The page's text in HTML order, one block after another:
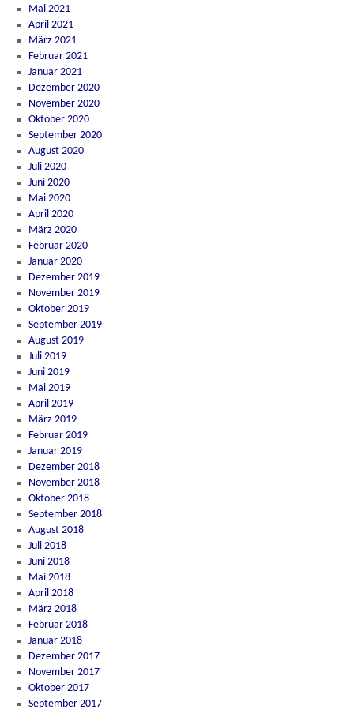
Mai 2021
April 2021
März 2021
Februar 2021
Januar 2021
Dezember 2020
November 2020
Oktober 2020
September 2020
August 2020
Juli 2020
Juni 2020
Mai 2020
April 2020
März 2020
Februar 2020
Januar 2020
Dezember 2019
November 2019
Oktober 2019
September 2019
August 2019
Juli 2019
Juni 2019
Mai 2019
April 2019
März 2019
Februar 2019
Januar 2019
Dezember 2018
November 2018
Oktober 2018
September 2018
August 2018
Juli 2018
Juni 2018
Mai 2018
April 2018
März 2018
Februar 2018
Januar 2018
Dezember 2017
November 2017
Oktober 2017
September 2017